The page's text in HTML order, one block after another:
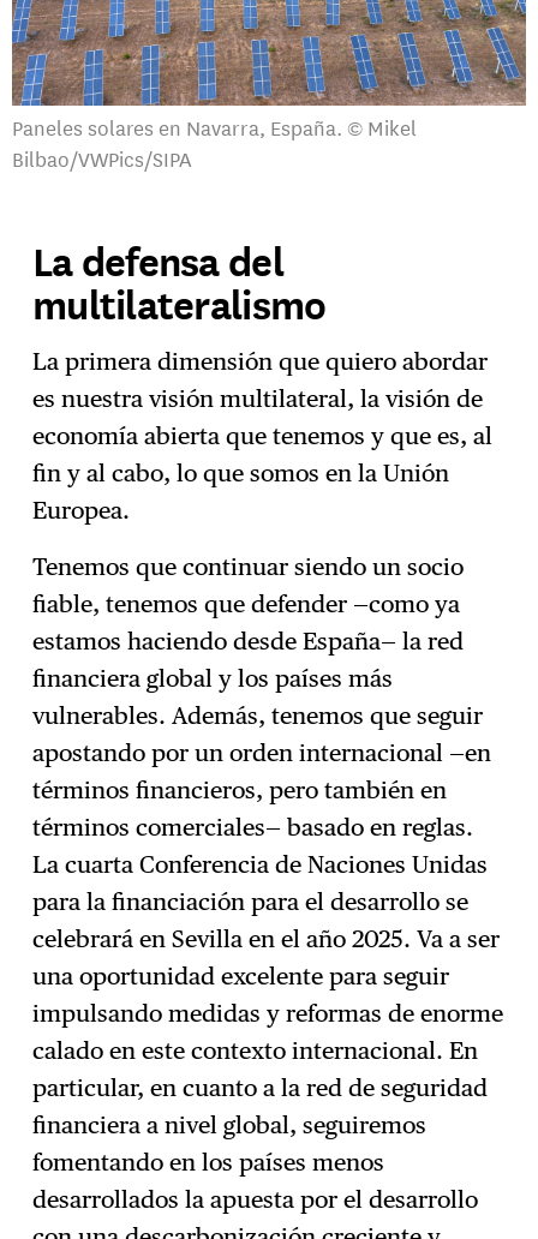
Paneles solares en Navarra, España. © Mikel
Bilbao/VWPics/SIPA
La defensa del
multilateralismo
La primera dimensión que quiero abordar
es nuestra visión multilateral, la visión de
economía abierta que tenemos y que es, al
fin y al cabo, lo que somos en la Unión
Europea.
Tenemos que continuar siendo un socio
fiable, tenemos que defender —como ya
estamos haciendo desde España— la red
financiera global y los países más
vulnerables. Además, tenemos que seguir
apostando por un orden internacional —en
términos financieros, pero también en
términos comerciales— basado en reglas.
La cuarta Conferencia de Naciones Unidas
para la financiación para el desarrollo se
celebrará en Sevilla en el año 2025. Va a ser
una oportunidad excelente para seguir
impulsando medidas y reformas de enorme
calado en este contexto internacional. En
particular, en cuanto a la red de seguridad
financiera a nivel global, seguiremos
fomentando en los países menos
desarrollados la apuesta por el desarrollo